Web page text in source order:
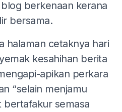
berkenaan kerana
bersama.
halaman cetaknya hari
kesahihan berita
apikan perkara
“selain menjamu
semasa